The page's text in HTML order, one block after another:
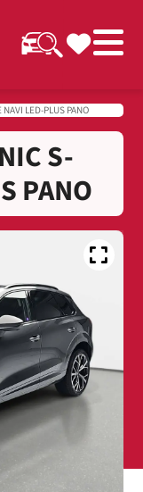
LED-PLUS PANO
S-
PANO